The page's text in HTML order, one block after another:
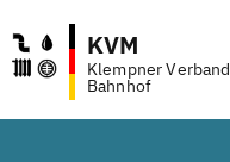
KVM
Klempner
Bahnhof